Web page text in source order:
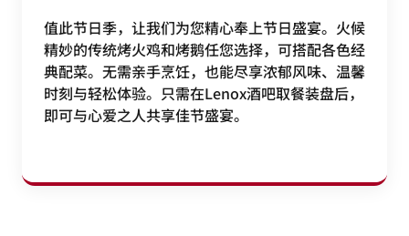
值此节日季，让我们为您精心奉上节日盛宴。火候
精妙的传统烤火鸡和烤鹅任您选择，可搭配各色经
典配菜。无需亲手烹饪，也能尽享浓郁风味、温馨
时刻与轻松体验。只需在Lenox酒吧取餐装盘后，
即可与心爱之人共享佳节盛宴。